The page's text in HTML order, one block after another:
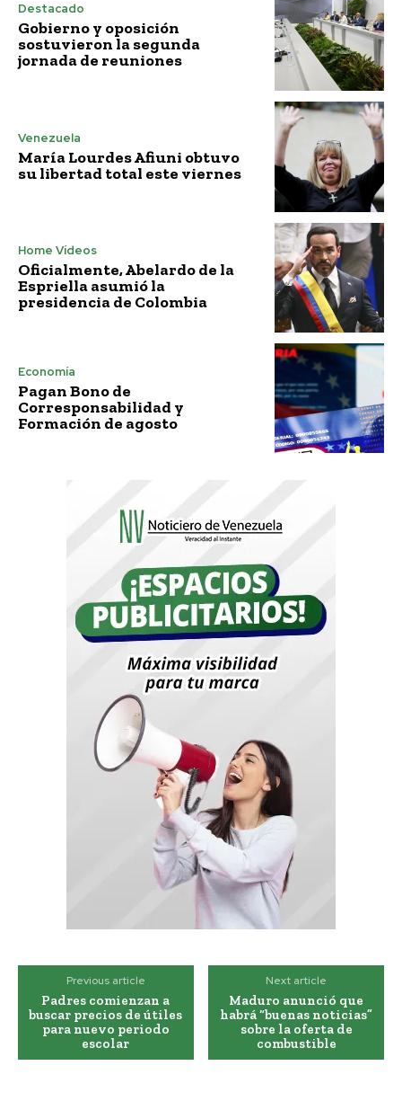
Destacado
Gobierno y oposición
sostuvieron la segunda
jornada de reuniones
Venezuela
María Lourdes Afiuni obtuvo
su libertad total este viernes
Home Vídeos
Oficialmente, Abelardo de la
Espriella asumió la
presidencia de Colombia
Economía
Pagan Bono de
Corresponsabilidad y
Formación de agosto
Previous article
Padres comienzan a
buscar precios de útiles
para nuevo periodo
escolar
Next article
Maduro anunció que
habrá “buenas noticias”
sobre la oferta de
combustible